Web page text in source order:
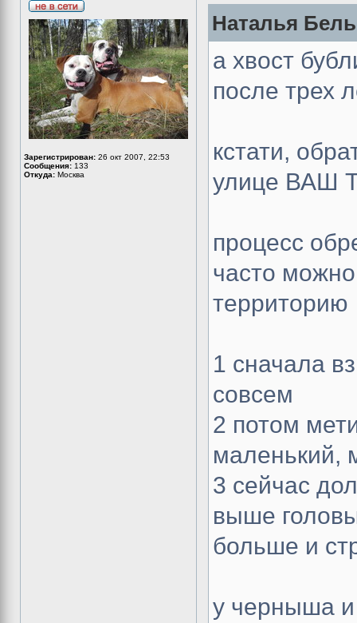
Зарегистрирован: 26 окт 2007, 22:53
Сообщения: 133
Откуда: Москва
Наталья
а хвост
после трех
кстати,
улице ВАШ
процесс
часто
территорию
1 сначала
совсем
2 потом
маленький,
3 сейчас
выше
больше и
у черныша